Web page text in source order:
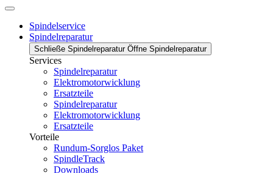
Spindelservice
Spindelreparatur
Schließe Spindelreparatur Öffne Spindelreparatur
Services
Spindelreparatur
Elektromotorwicklung
Ersatzteile
Spindelreparatur
Elektromotorwicklung
Ersatzteile
Vorteile
Rundum-Sorglos Paket
SpindleTrack
Downloads